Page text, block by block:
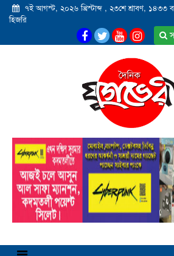
৭ই আগস্ট, ২০২৬ খ্রিস্টাব্দ , ২৩শে শ্রাবণ, ১৪৩৩
হিজরি